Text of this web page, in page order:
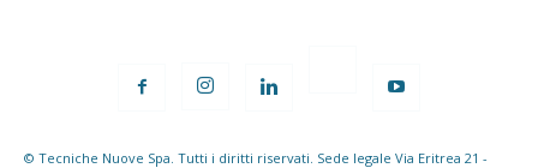
© Tecniche Nuove Spa. Tutti i diritti riservati. Sede legale Via Eritrea 21 -